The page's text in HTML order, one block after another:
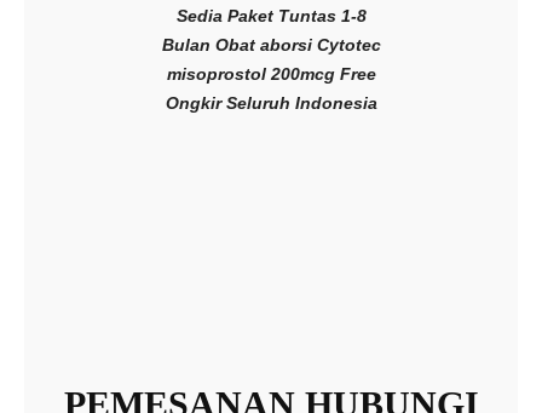
Sedia Paket Tuntas 1-8
Bulan Obat aborsi Cytotec
misoprostol 200mcg Free
Ongkir Seluruh Indonesia
PEMESANAN HUBUNGI